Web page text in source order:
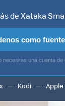
SMART
Kodi Apple
de Xataka
como
necesitas una cuenta de